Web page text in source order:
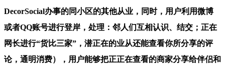
DecorSocial办事的同小区的其他从业，同时，用户利用微博
或者QQ账号进行登岸，处理：邻人们互相认识、结交；正在
网长进行“货比三家”，潜正在的业从还能查看你所分享的评
论，通明消费），用户能够把正正在查看的商家分享给伴侣和